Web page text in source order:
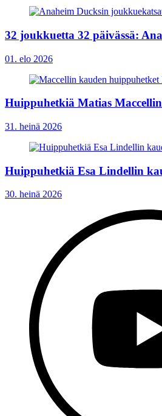
32 joukkuetta 32 päivässä:
01. elo 2026
Huippuhetkiä Matias
31. heinä 2026
Huippuhetkiä Esa Lindellin
30. heinä 2026